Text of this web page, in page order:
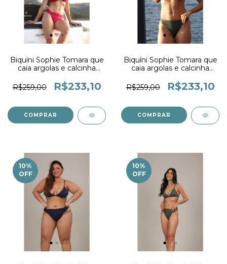
Biquíni Sophie Tomara que
caia argolas e calcinha
R$259,00
R$233,10
COMPRAR
Biquíni Sophie Tomara que
caia argolas e calcinha
R$259,00
R$233,10
COMPRAR
10%
OFF
10%
OFF